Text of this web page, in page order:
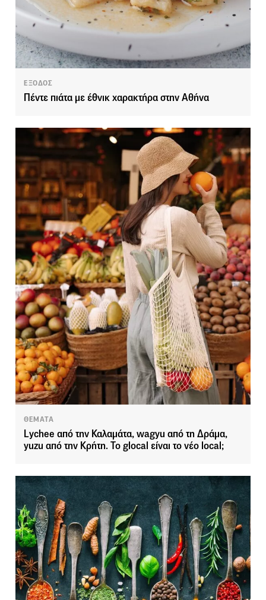
ΕΞΟΔΟΣ
Πέντε πιάτα με έθνικ χαρακτήρα στην Αθήνα
ΘΕΜΑΤΑ
Lychee από την Καλαμάτα, wagyu από τη Δράμα,
yuzu από την Κρήτη. Το glocal είναι το νέο local;